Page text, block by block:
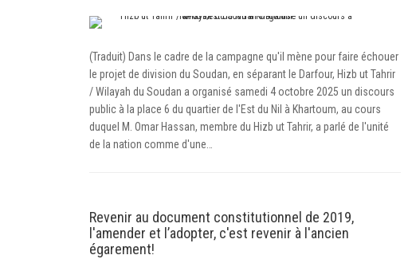
(Traduit) Dans le cadre de la campagne qu'il mène pour faire échouer
le projet de division du Soudan, en séparant le Darfour, Hizb ut Tahrir
/ Wilayah du Soudan a organisé samedi 4 octobre 2025 un discours
public à la place 6 du quartier de l'Est du Nil à Khartoum, au cours
duquel M. Omar Hassan, membre du Hizb ut Tahrir, a parlé de l'unité
de la nation comme d'une…
Revenir au document constitutionnel de 2019,
l'amender et l’adopter, c'est revenir à l'ancien
égarement!